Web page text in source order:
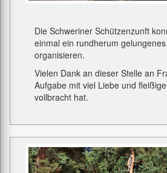
Die Schweriner Schützenzunft
einmal ein rundherum
organisieren.
Vielen Dank an dieser Stelle an
Aufgabe mit viel Liebe und
vollbracht hat.